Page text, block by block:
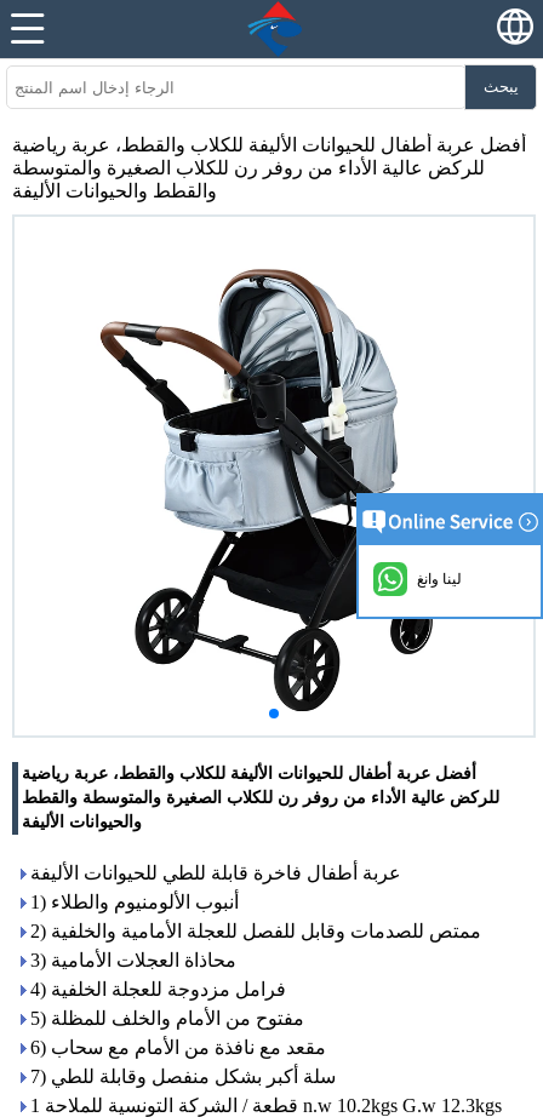
يبحث
أفضل عربة أطفال للحيوانات الأليفة للكلاب والقطط، عربة رياضية
للركض عالية الأداء من روفر رن للكلاب الصغيرة والمتوسطة
والقطط والحيوانات الأليفة
أفضل عربة أطفال للحيوانات الأليفة للكلاب والقطط، عربة رياضية
للركض عالية الأداء من روفر رن للكلاب الصغيرة والمتوسطة والقطط
والحيوانات الأليفة
عربة أطفال فاخرة قابلة للطي للحيوانات الأليفة
1) أنبوب الألومنيوم والطلاء
2) ممتص للصدمات وقابل للفصل للعجلة الأمامية والخلفية
3) محاذاة العجلات الأمامية
4) فرامل مزدوجة للعجلة الخلفية
5) مفتوح من الأمام والخلف للمظلة
6) مقعد مع نافذة من الأمام مع سحاب
7) سلة أكبر بشكل منفصل وقابلة للطي
1 قطعة / الشركة التونسية للملاحة n.w 10.2kgs G.w 12.3kgs
لينا وانغ